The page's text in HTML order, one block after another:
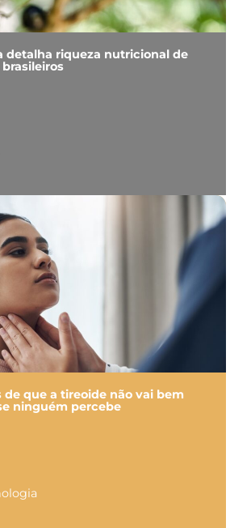
detalha riqueza nutricional de
de que a tireoide não vai bem
ninguém percebe